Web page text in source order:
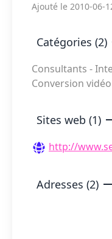
Ajouté le 2010-06-
Catégories (2)
Consultants -
Conversion vidéo
Sites web (1)
http://
Adresses (2)